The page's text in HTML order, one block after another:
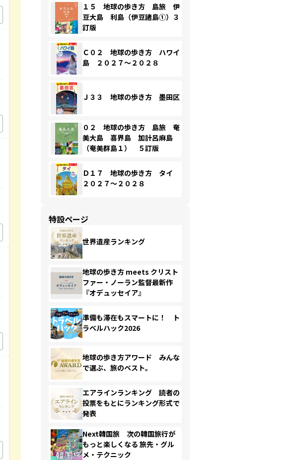
１５ 地球の歩き方 島旅 伊
豆大島 利島（伊豆諸島①）３
訂版
Ｃ０２ 地球の歩き方 ハワイ
島 ２０２７～２０２８
Ｊ３３ 地球の歩き方 墨田区
０２ 地球の歩き方 島旅 奄
美大島 喜界島 加計呂麻島
（奄美群島１） ５訂版
Ｄ１７ 地球の歩き方 タイ
２０２７～２０２８
特設ページ
世界遺産ランキング
地球の歩き方 meets クリスト
ファー・ノーラン監督最新作
『オデュッセイア』
準備も滞在もスマートに！ ト
ラベルハック2026
地球の歩き方アワード みんな
で選ぶ、旅のベスト。
エアラインランキング 読者の
投票をもとにランキング形式で
発表
Next韓国旅 次の韓国旅行が
もっと楽しくなる 旅先・グル
メ・テクニック